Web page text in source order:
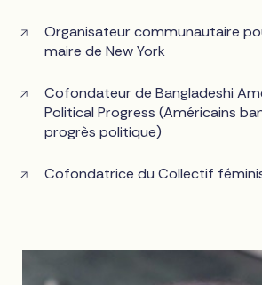
Organisateur communautaire
maire de New York
Cofondateur de Bangladeshi
Political Progress (Américains
progrès politique)
Cofondatrice du Collectif